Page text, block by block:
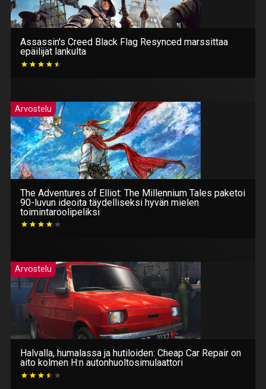
Assassin's Creed Black Flag Resynced marssittaa
epäilijät lankulta
Arvostelu
The Adventures of Elliot: The Millennium Tales paketoi
90-luvun ideoita täydelliseksi hyvän mielen
toimintaroolipeliksi
Arvostelu
Halvalla, humalassa ja hutiloiden: Cheap Car Repair on
aito kolmen H:n autonhuoltosimulaattori